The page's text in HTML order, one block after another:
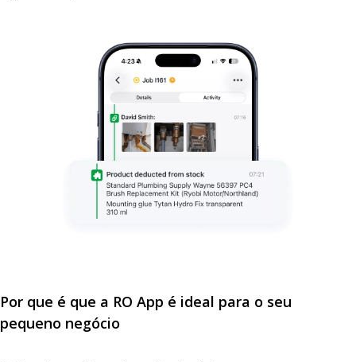
Por que é que a RO App é ideal para o seu
pequeno negócio